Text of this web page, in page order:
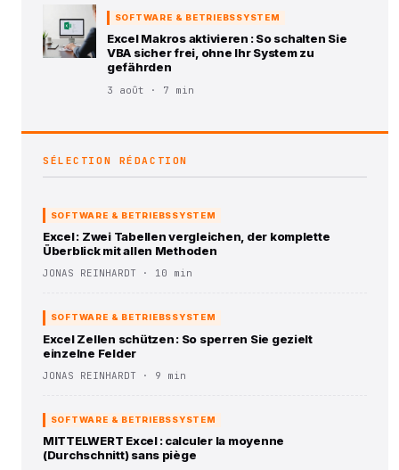
SOFTWARE & BETRIEBSSYSTEM
Excel Makros aktivieren : So schalten Sie
VBA sicher frei, ohne Ihr System zu
gefährden
3 août · 7 min
SÉLECTION RÉDACTION
SOFTWARE & BETRIEBSSYSTEM
Excel : Zwei Tabellen vergleichen, der komplette
Überblick mit allen Methoden
JONAS REINHARDT · 10 min
SOFTWARE & BETRIEBSSYSTEM
Excel Zellen schützen : So sperren Sie gezielt
einzelne Felder
JONAS REINHARDT · 9 min
SOFTWARE & BETRIEBSSYSTEM
MITTELWERT Excel : calculer la moyenne
(Durchschnitt) sans piège